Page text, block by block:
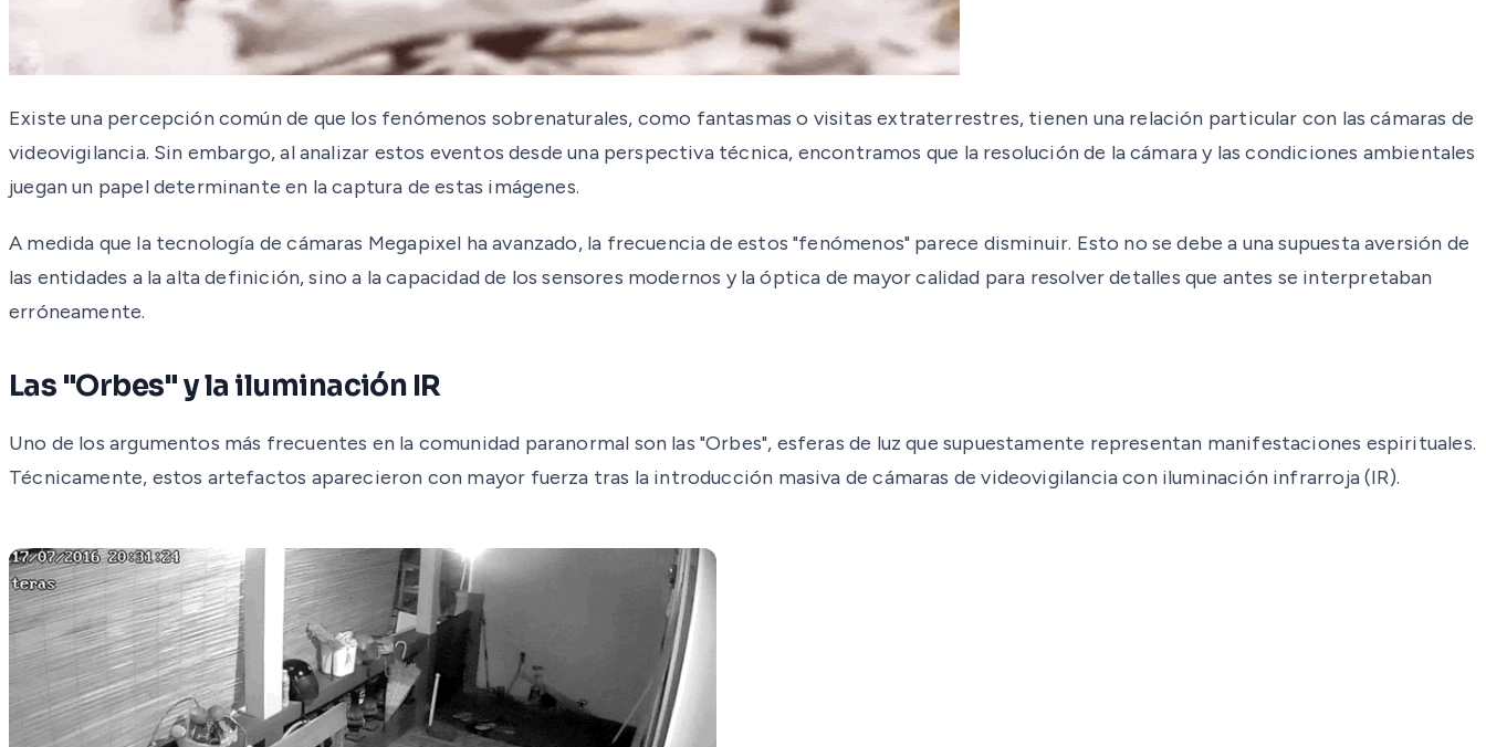
Existe una percepción común de que los fenómenos sobrenaturales, como fantasmas o visitas extraterrestres, tienen una relación particular con las cámaras de
videovigilancia. Sin embargo, al analizar estos eventos desde una perspectiva técnica, encontramos que la resolución de la cámara y las condiciones ambientales
juegan un papel determinante en la captura de estas imágenes.
A medida que la tecnología de cámaras Megapixel ha avanzado, la frecuencia de estos "fenómenos" parece disminuir. Esto no se debe a una supuesta aversión de
las entidades a la alta definición, sino a la capacidad de los sensores modernos y la óptica de mayor calidad para resolver detalles que antes se interpretaban
erróneamente.
Las "Orbes" y la iluminación IR
Uno de los argumentos más frecuentes en la comunidad paranormal son las "Orbes", esferas de luz que supuestamente representan manifestaciones espirituales.
Técnicamente, estos artefactos aparecieron con mayor fuerza tras la introducción masiva de cámaras de videovigilancia con iluminación infrarroja (IR).